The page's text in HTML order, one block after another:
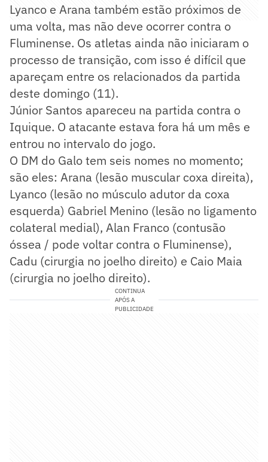
Lyanco e Arana também estão próximos de
uma volta, mas não deve ocorrer contra o
Fluminense. Os atletas ainda não iniciaram o
processo de transição, com isso é difícil que
apareçam entre os relacionados da partida
deste domingo (11).
Júnior Santos apareceu na partida contra o
Iquique. O atacante estava fora há um mês e
entrou no intervalo do jogo.
O DM do Galo tem seis nomes no momento;
são eles: Arana (lesão muscular coxa direita),
Lyanco (lesão no músculo adutor da coxa
esquerda) Gabriel Menino (lesão no ligamento
colateral medial), Alan Franco (contusão
óssea / pode voltar contra o Fluminense),
Cadu (cirurgia no joelho direito) e Caio Maia
(cirurgia no joelho direito).
CONTINUA
APÓS A
PUBLICIDADE